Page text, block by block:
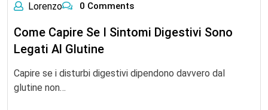
Lorenzo 0 Comments
Come Capire Se I Sintomi Digestivi Sono
Legati Al Glutine
Capire se i disturbi digestivi dipendono davvero dal
glutine non…